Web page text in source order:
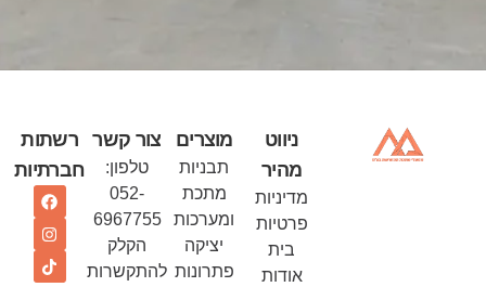
ניווט
מהיר
מדיניות
פרטיות
בית
אודות
מוצרים
תבניות
מתכת
ומערכות
יציקה
פתרונות
צור קשר
טלפון:
052-
6967755
הקלק
להתקשרות
רשתות
חברתיות